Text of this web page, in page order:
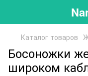
Каталог товаров
Босоножки
широком